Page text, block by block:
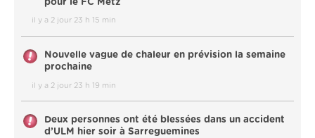
il y a 2 jour 23 h 15 min
Nouvelle vague de chaleur en prévision la semaine
prochaine
il y a 2 jour 23 h 19 min
Deux personnes ont été blessées dans un accident
d’ULM hier soir à Sarreguemines